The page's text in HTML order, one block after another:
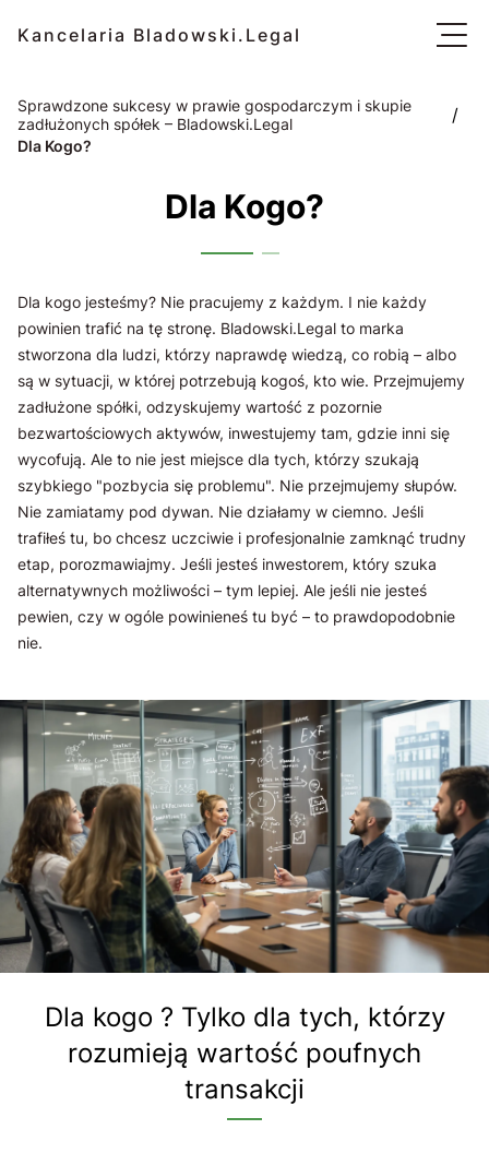
Kancelaria Bladowski.Legal
Sprawdzone sukcesy w prawie gospodarczym i skupie
zadłużonych spółek – Bladowski.Legal
/
Dla Kogo?
Dla Kogo?
Dla kogo jesteśmy? Nie pracujemy z każdym. I nie każdy
powinien trafić na tę stronę. Bladowski.Legal to marka
stworzona dla ludzi, którzy naprawdę wiedzą, co robią – albo
są w sytuacji, w której potrzebują kogoś, kto wie. Przejmujemy
zadłużone spółki, odzyskujemy wartość z pozornie
bezwartościowych aktywów, inwestujemy tam, gdzie inni się
wycofują. Ale to nie jest miejsce dla tych, którzy szukają
szybkiego "pozbycia się problemu". Nie przejmujemy słupów.
Nie zamiatamy pod dywan. Nie działamy w ciemno. Jeśli
trafiłeś tu, bo chcesz uczciwie i profesjonalnie zamknąć trudny
etap, porozmawiajmy. Jeśli jesteś inwestorem, który szuka
alternatywnych możliwości – tym lepiej. Ale jeśli nie jesteś
pewien, czy w ogóle powinieneś tu być – to prawdopodobnie
nie.
Dla kogo ? Tylko dla tych, którzy
rozumieją wartość poufnych
transakcji